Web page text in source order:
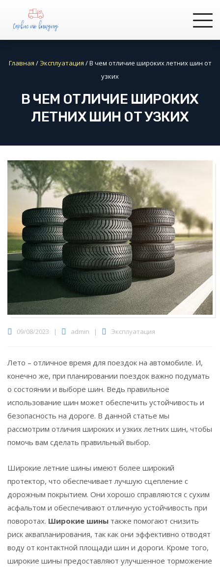
Главная / Эксплуатация /В чем отличие широких летних шин от
узких
В ЧЕМ ОТЛИЧИЕ ШИРОКИХ
ЛЕТНИХ ШИН ОТ УЗКИХ
09/08/2023 | admin | Эксплуатация
Лето – отличное время для поездок на автомобиле. И,
конечно же, при планировании поездок важно подумать
о состоянии и выборе шин. Ведь правильное
использование шин может обеспечить устойчивость и
безопасность на дороге. В данной статье мы
рассмотрим отличия широких и узких летних шин, чтобы
помочь вам сделать правильный выбор.
Широкие летние шины имеют более широкий
протектор, что обеспечивает лучшую сцепление с
дорожным покрытием. Они хорошо справляются с сухим
асфальтом и обеспечивают отличную устойчивость при
поворотах. Широкие шины также помогают снизить
риск аквапланирования, так как они эффективно отводят
воду от контактной площади шин и дороги. Кроме того,
широкие шины предоставляют улучшенное торможение